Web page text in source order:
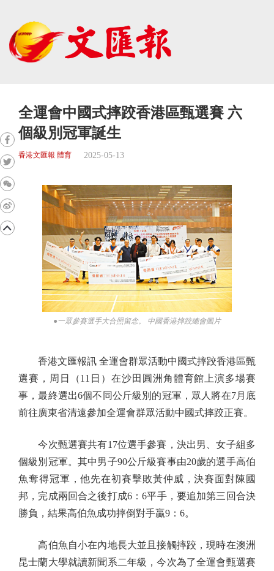
全運會中國式摔跤香港區甄選賽 六
個級別冠軍誕生
香港文匯報 體育 2025-05-13
●一眾參賽選手大合照留念。 中國香港摔跤總會圖片
香港文匯報訊 全運會群眾活動中國式摔跤香港區甄
選賽，周日（11日）在沙田圓洲角體育館上演多場賽
事，最終選出6個不同公斤級別的冠軍，眾人將在7月底
前往廣東省清遠參加全運會群眾活動中國式摔跤正賽。
今次甄選賽共有17位選手參賽，決出男、女子組多
個級別冠軍。其中男子90公斤級賽事由20歲的選手高伯
魚奪得冠軍，他先在初賽擊敗黃仲威，決賽面對陳國
邦，完成兩回合之後打成6：6平手，要追加第三回合決
勝負，結果高伯魚成功摔倒對手贏9：6。
高伯魚自小在內地長大並且接觸摔跤，現時在澳洲
昆士蘭大學就讀新聞系二年級，今次為了全運會甄選賽